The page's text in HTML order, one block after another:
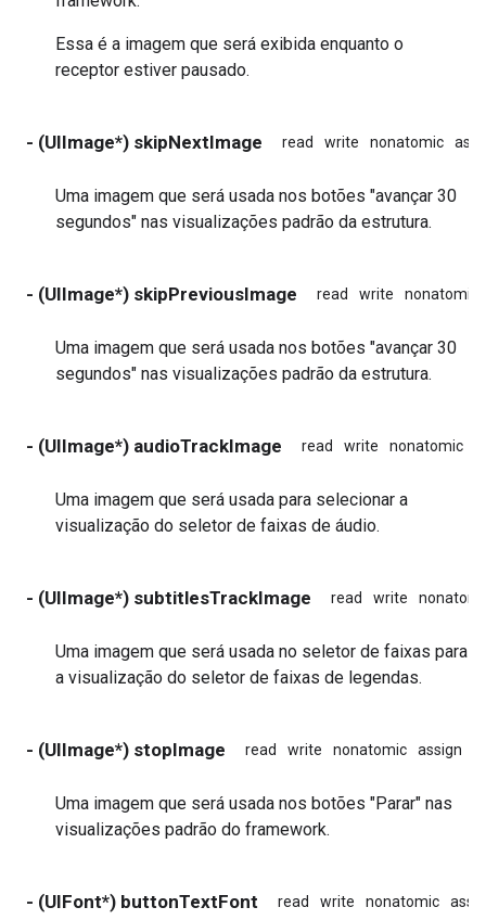
Essa é a imagem que será exibida enquanto o
receptor estiver pausado.
- (UIImage*) skipNextImage read write nonatomic
Uma imagem que será usada nos botões "avançar 30
segundos" nas visualizações padrão da estrutura.
- (UIImage*) skipPreviousImage read write nonatomic
Uma imagem que será usada nos botões "avançar 30
segundos" nas visualizações padrão da estrutura.
- (UIImage*) audioTrackImage read write nonatomic
Uma imagem que será usada para selecionar a
visualização do seletor de faixas de áudio.
- (UIImage*) subtitlesTrackImage read write
Uma imagem que será usada no seletor de faixas para
a visualização do seletor de faixas de legendas.
- (UIImage*) stopImage read write nonatomic assign
Uma imagem que será usada nos botões "Parar" nas
visualizações padrão do framework.
- (UIFont*) buttonTextFont read write nonatomic